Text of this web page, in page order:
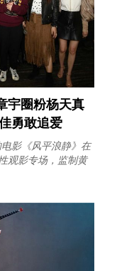
宇圈粉杨天真
勇敢追爱
影《风平浪静》在
观影专场，监制黄